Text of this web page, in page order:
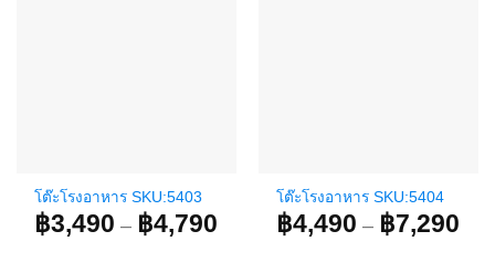
โต๊ะโรงอาหาร SKU:5403
฿3,490 – ฿4,790
โต๊ะโรงอาหาร SKU:5404
฿4,490 – ฿7,290